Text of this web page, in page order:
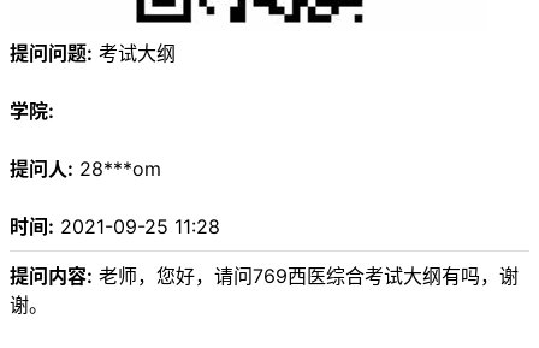
提问问题: 考试大纲
学院:
提问人: 28***om
时间: 2021-09-25 11:28
提问内容: 老师，您好，请问769西医综合考试大纲有吗，谢
谢。